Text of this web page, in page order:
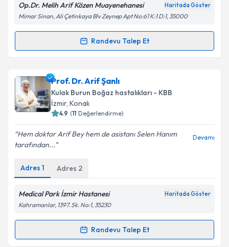
Kişisel verilerimin işlenmesine ilişkin
Aydınlatma
Metni'ni okudum ve kişisel verilerimin belirtilen
kapsamda işlenmesini kabul ediyorum.
Op.Dr. Melih Arif Közen Muayenehanesi Haritada Göster
Mimar Sinan, Ali Çetinkaya Blv Zeynep Apt No:61 K:1 D:1, 35000
Randevu Talep Et
Randevu Takvimi Talebi
Op. Dr. Melih Arif Közen
oluşturun. Size bu uzmandan randevu almanız için bir
takvim hazırlandığında e-posta ile bilgilendireceğiz.
Kişisel verilerimin işlenmesine ilişkin
Metni'ni okudum ve kişisel verilerimin belirtilen
kapsamda işlenmesini kabul ediyorum.
Takvim Talebini Gönder
Prof. Dr. Arif Şanlı
Kulak Burun Boğaz hastalıkları - KBB
İzmir, Konak
4.9 (11 Değerlendirme)
Hem doktor Arif Bey hem de asistanı Selen Hanım
tarafından...
Devamı
Adres 1 Adres 2
Medical Park İzmir Hastanesi Haritada Göster
Kahramanlar, 1397. Sk. No:1, 35230
Randevu Talep Et
Randevu Takvimi Talebi